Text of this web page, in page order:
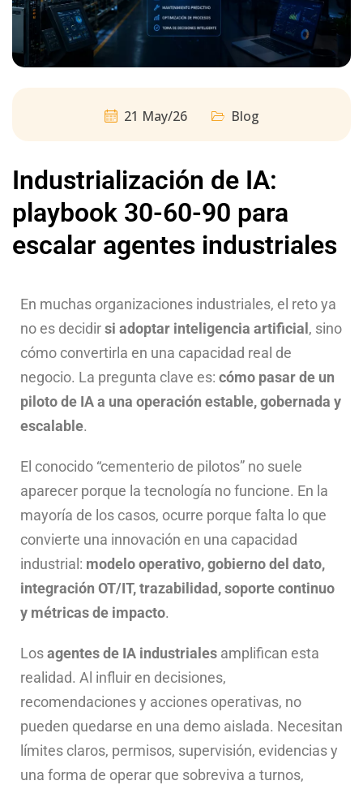
21 May/26 Blog
Industrialización de IA:
playbook 30-60-90 para
escalar agentes industriales
En muchas organizaciones industriales, el reto ya
no es decidirsi adoptar inteligencia artificial , sino
cómo convertirla en una capacidad real de
negocio. La pregunta clave es: cómo pasar de un
piloto de IA a una operación estable, gobernada y
escalable.
El conocido “cementerio de pilotos” no suele
aparecer porque la tecnología no funcione. En la
mayoría de los casos, ocurre porque falta lo que
convierte una innovación en una capacidad
industrial: modelo operativo, gobierno del dato,
integración OT/IT, trazabilidad, soporte continuo
y métricas de impacto.
Losagentes de IA industriales amplifican esta
realidad. Al influir en decisiones,
recomendaciones y acciones operativas, no
pueden quedarse en una demo aislada. Necesitan
límites claros, permisos, supervisión, evidencias y
una forma de operar que sobreviva a turnos,